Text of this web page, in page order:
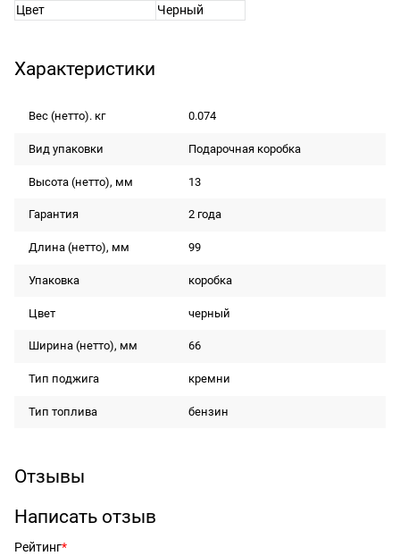
Цвет Черный
Характеристики
Вес (нетто). кг 0.074
Вид упаковки Подарочная коробка
Высота (нетто), мм 13
Гарантия 2 года
Длина (нетто), мм 99
Упаковка коробка
Цвет черный
Ширина (нетто), мм 66
Тип поджига кремни
Тип топлива бензин
Отзывы
Написать отзыв
Рейтинг